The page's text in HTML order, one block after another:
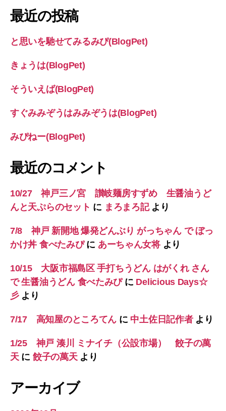
象:
最近の投稿
と思いを馳せてみるみぴ(BlogPet)
きょうは(BlogPet)
そういえば(BlogPet)
すぐみみぞうはみみぞうは(BlogPet)
みぴねー(BlogPet)
最近のコメント
10/27 神戸三ノ宮 讃岐麺房すずめ 生醤油うど
んと天ぷらのセット に まろまろ記より
7/8 神戸 新開地 爆発どんぶり がっちゃん で ぼっ
かけ丼 食べたみぴに あーちゃん女将より
10/15 大阪市福島区 手打ちうどん はがくれ さん
で 生醤油うどん 食べたみぴに Delicious Days☆
彡より
7/17 高知屋のところてん に 中土佐日記作者より
1/25 神戸 湊川 ミナイチ（公設市場） 餃子の萬
天に 餃子の萬天より
アーカイブ